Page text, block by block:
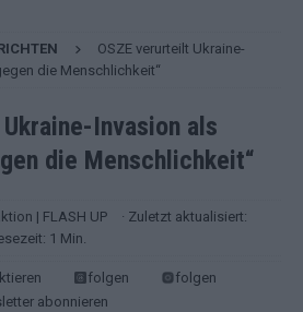
OSZE verurteilt Ukraine-
die Menschlichkeit“
Invasion als
die Menschlichkeit“
| FLASH UP
· Zuletzt aktualisiert:
1 Min.
folgen
folgen
abonnieren